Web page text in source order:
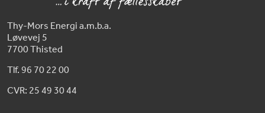
Thy-Mors Energi a.m.b.a.
Løvevej 5
7700 Thisted
Tlf. 96 70 22 00
CVR: 25 49 30 44